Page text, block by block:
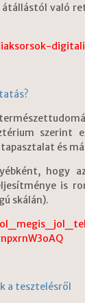
való
szerint
és
hogy
is
skálán).
a tesztelésről